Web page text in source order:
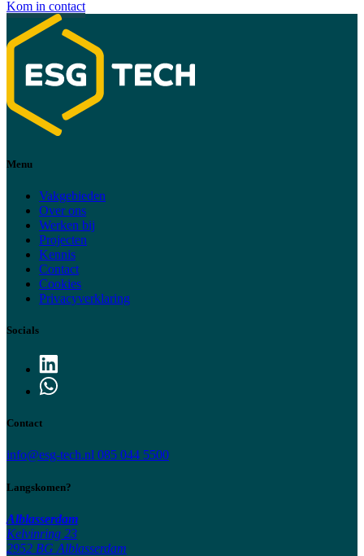
Kom in contact
Menu
Vakgebieden
Over ons
Werken bij
Projecten
Kennis
Contact
Cookies
Privacyverklaring
Socials
Contact
info@esg-tech.nl 085 044 5500
Langskomen?
Alblasserdam
Kelvinring 23
2952 BG Alblasserdam